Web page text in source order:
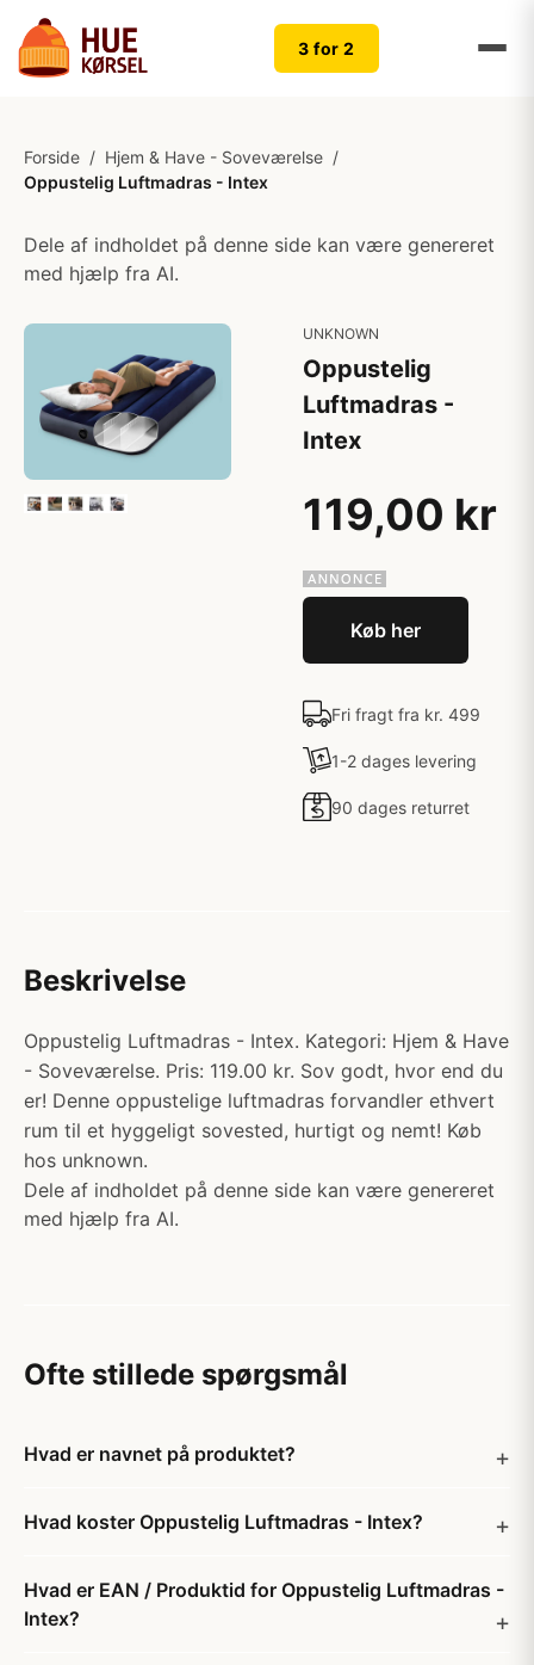
3 for 2
Forside / Hjem & Have - Soveværelse /
Oppustelig Luftmadras - Intex
Dele af indholdet på denne side kan være genereret
med hjælp fra AI.
UNKNOWN
Oppustelig
Luftmadras -
Intex
119,00 kr
Køb her
Fri fragt fra kr. 499
1-2 dages levering
90 dages returret
Beskrivelse
Oppustelig Luftmadras - Intex. Kategori: Hjem & Have
- Soveværelse. Pris: 119.00 kr. Sov godt, hvor end du
er! Denne oppustelige luftmadras forvandler ethvert
rum til et hyggeligt sovested, hurtigt og nemt! Køb
hos unknown.
Dele af indholdet på denne side kan være genereret
med hjælp fra AI.
Ofte stillede spørgsmål
Hvad er navnet på produktet?
Hvad koster Oppustelig Luftmadras - Intex?
Hvad er EAN / Produktid for Oppustelig Luftmadras -
Intex?